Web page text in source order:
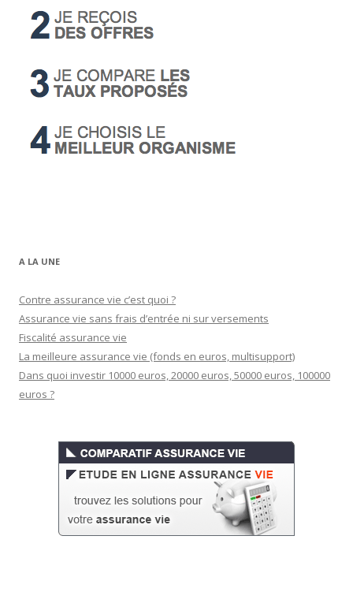
A LA UNE
Contre assurance vie c’est quoi ?
Assurance vie sans frais d’entrée ni sur versements
Fiscalité assurance vie
La meilleure assurance vie (fonds en euros, multisupport)
Dans quoi investir 10000 euros, 20000 euros, 50000 euros, 100000
euros ?